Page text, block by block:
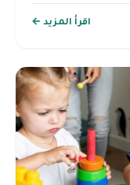
اقرأ المزيد ←